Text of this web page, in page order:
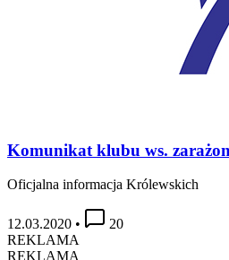
Komunikat klubu ws.
Oficjalna informacja Królewskich
12.03.2020 •
20
REKLAMA
REKLAMA